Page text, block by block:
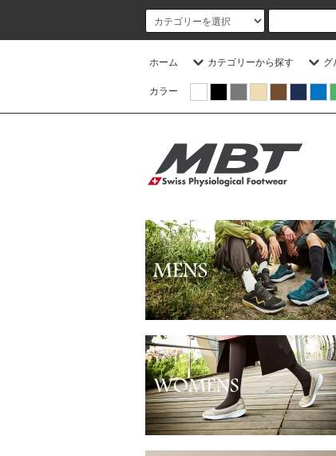
ホーム カテゴリーから探す グ
カラー